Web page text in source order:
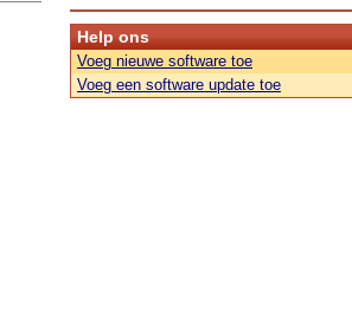
Help ons
Voeg nieuwe software toe
Voeg een software update toe